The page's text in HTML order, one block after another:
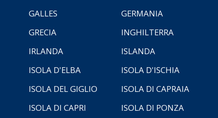
GALLES
GERMANIA
GRECIA
INGHILTERRA
IRLANDA
ISLANDA
ISOLA D'ELBA
ISOLA D'ISCHIA
ISOLA DEL GIGLIO
ISOLA DI CAPRAIA
ISOLA DI CAPRI
ISOLA DI PONZA